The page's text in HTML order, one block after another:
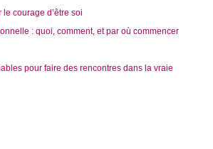
courage d’être soi
: quoi, comment, et par où commencer
pour faire des rencontres dans la vraie